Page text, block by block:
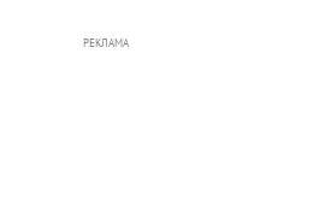
РЕКЛАМА